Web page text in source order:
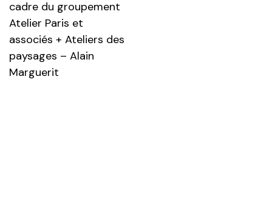
cadre du groupement
Atelier Paris et
associés + Ateliers des
paysages – Alain
Marguerit